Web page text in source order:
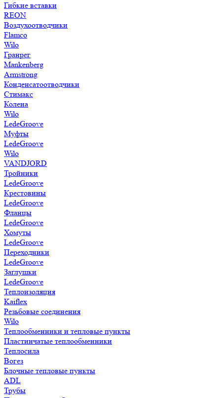
Гибкие вставки
REON
Воздухоотводчики
Flamco
Wilo
Гранрег
Mankenberg
Armstrong
Конденсатоотводчики
Стимакс
Колена
Wilo
LedeGroove
Муфты
LedeGroove
Wilo
VANDJORD
Тройники
LedeGroove
Крестовины
LedeGroove
Фланцы
LedeGroove
Хомуты
LedeGroove
Переходники
LedeGroove
Заглушки
LedeGroove
Теплоизоляция
Kaiflex
Резьбовые соединения
Wilo
Теплообменники и тепловые пункты
Пластинчатые теплообменники
Теплосила
Вогез
Блочные тепловые пункты
ADL
Трубы